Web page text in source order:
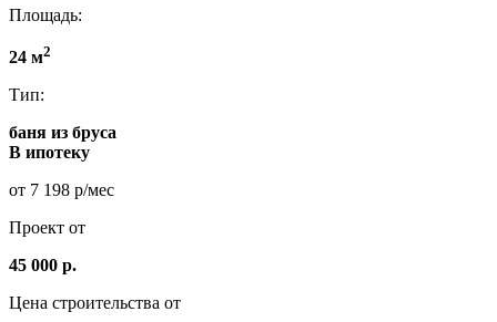
Площадь:
24 м2
Тип:
баня из бруса
В ипотеку
от 7 198 р/мес
Проект от
45 000 р.
Цена строительства от